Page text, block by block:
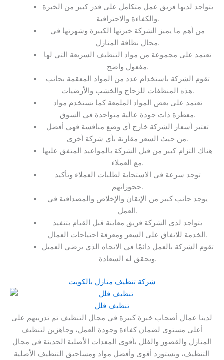
يتواجد لديها فريق عمل متكامل على قدر كبير من الخبرة
والكفاءة والاحترافية.
من أهم ما يميز الشركة خبرتها الكبيرة وشهرتها في
مجال نظافة المنازل.
تعتمد على مجموعة من مواد التنظيف السريعة التي لها
مفعول واضح.
تقوم الشركة باستخدام عدد من المواد المعقمة بجانب
هذه المنظفات للزجاج والخشب والأرضيات.
تعتمد على بعض المواد الملمعة كما تستخدم مواد
معطرة ذات جودة عالية متواجدة في السوق.
تعتبر أسعار الشركة خارج أي وضع منافسة فهي أفضل
من حيث السعر مقارنة بأي شركة أخرى.
هناك التزام كبير من قبل الشركة بالمواعيد المتفق عليها
مع العملاء.
توجد سرعة في الاستجابة لطلبات العملاء وتأكيد
حجوزاتهم.
يوجد جانب كبير من الإتقان والإخلاص والمصداقية في
العمل.
يتواجد لدى الشركة فريق معاينة قبل القيام بتنفيذ
الخدمة للاتفاق على السعر ومعرفة احتياجات العمال.
تقوم الشركة بالعمل دائمًا في الاتجاه الذي يرضي العميل
ويحقق له السعادة.
شركة تنظيف منازل بالكويت
تنظيف فلل
لدينا عمال أصحاب خبرة كبيرة في مجال التنظيف تم تدريبهم على
أعلى مستوى لضمان كفاءة وجودة العمل، وجاهزين لتنظيف
المنازل والقصور والفلل بأقوى المعدات الأصلية الحديثة في مجال
التنظيف، ونستورد أقوى وأفضل مواد ومساحيق التنظيف الأصلية